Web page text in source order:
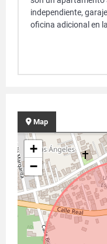
independiente,
oficina adicional en
Map
+
−